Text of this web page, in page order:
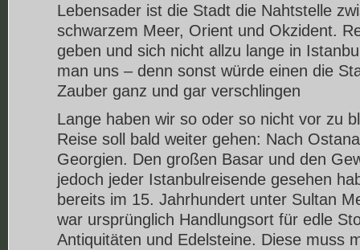
Lebensader ist die Stadt die Nahtstelle
schwarzem Meer, Orient und Okzident.
geben und sich nicht allzu lange in
man uns – denn sonst würde einen die
Zauber ganz und gar verschlingen
Lange haben wir so oder so nicht vor zu
Reise soll bald weiter gehen: Nach
Georgien. Den großen Basar und den
jedoch jeder Istanbulreisende gesehen
bereits im 15. Jahrhundert unter Sultan
war ursprünglich Handlungsort für edle
Antiquitäten und Edelsteine. Diese muss